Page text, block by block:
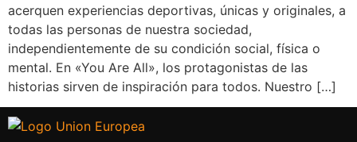
acerquen experiencias deportivas, únicas y originales, a
todas las personas de nuestra sociedad,
independientemente de su condición social, física o
mental. En «You Are All», los protagonistas de las
historias sirven de inspiración para todos. Nuestro […]